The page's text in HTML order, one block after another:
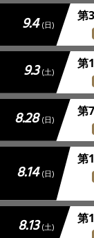
9.4 (日)
第
9.3 (土)
第
8.28 (日)
第
8.14 (日)
第
8.13 (土)
第